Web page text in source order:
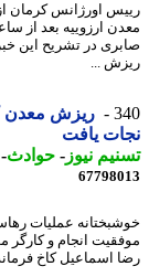
اورژانس کرمان از
ارزوییه بعد از ساعت
...
ریزش معدن
یافت
نیوز-حوادث -39 ماه پیش - پنجشنبه 21 اردیبهشت 1402، 19:05
عملیات
انجام و کارگر مورد
اسماعیل کاخ فرماندار